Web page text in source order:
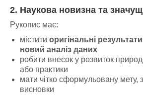
2. Наукова новизна та
Рукопис має:
містити оригінальні
новий аналіз даних
робити внесок у розвиток
або практики
мати чітко сформульовану мету,
висновки